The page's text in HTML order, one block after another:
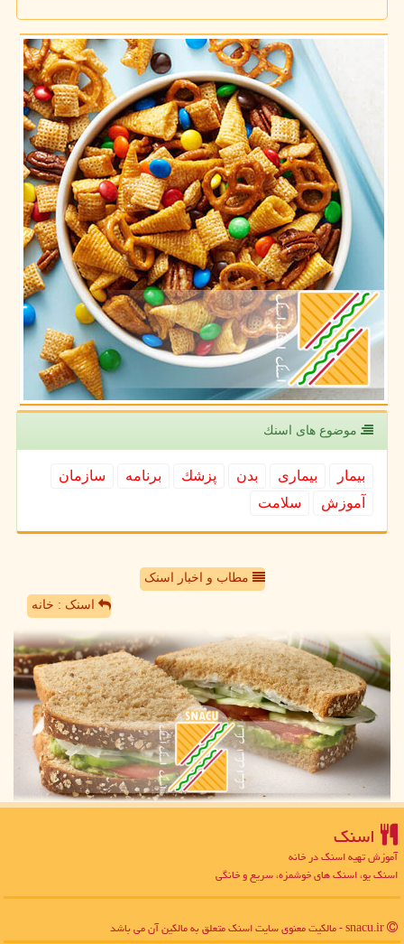
موضوع های اسنك
بیمار بیماری بدن پزشك برنامه
سازمان
آموزش
سلامت
مطاب و اخبار اسنک
اسنک : خانه
اسنك
آموزش تهیه اسنک در خانه
اسنک یو، اسنک های خوشمزه، سریع و خانگی